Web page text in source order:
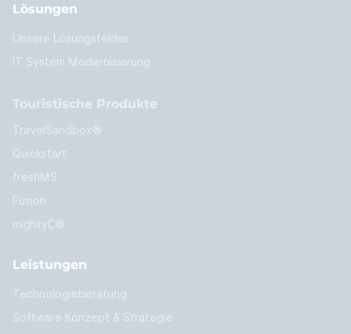
Lösungen
Unsere Lösungsfelder
IT System Modernisierung
Touristische Produkte
TravelSandbox®
Quickstart
freshMS
Fusion
mightyC®
Leistungen
Technologieberatung
Software Konzept & Strategie